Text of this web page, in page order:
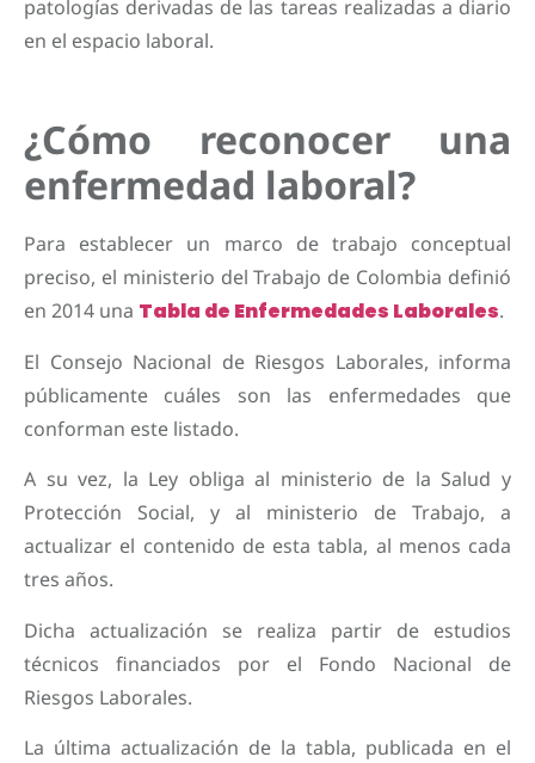
patologías derivadas de las tareas realizadas a diario
en el espacio laboral.
¿Cómo reconocer una
enfermedad laboral?
Para establecer un marco de trabajo conceptual
preciso, el ministerio del Trabajo de Colombia definió
en 2014 una Tabla de Enfermedades Laborales.
El Consejo Nacional de Riesgos Laborales, informa
públicamente cuáles son las enfermedades que
conforman este listado.
A su vez, la Ley obliga al ministerio de la Salud y
Protección Social, y al ministerio de Trabajo, a
actualizar el contenido de esta tabla, al menos cada
tres años.
Dicha actualización se realiza partir de estudios
técnicos financiados por el Fondo Nacional de
Riesgos Laborales.
La última actualización de la tabla, publicada en el